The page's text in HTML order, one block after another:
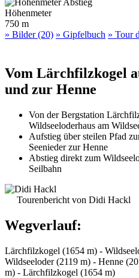
Höhenmeter
750 m
» Bilder (20) » Gipfelbuch » Tour
Vom Lärchfilzkogel
und zur Henne
Von der Bergstation
Wildseeloderhaus am
Aufstieg über steilen Pfad
Seenieder zur Henne
Abstieg direkt zum
Seilbahn
Tourenbericht von Didi Hackl
Wegverlauf:
Lärchfilzkogel (1654 m) -
Wildseeloder (2119 m) - Henne
m) - Lärchfilzkogel (1654 m)